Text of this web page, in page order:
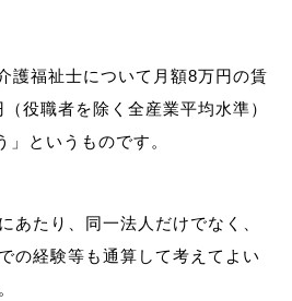
護福祉士について月額8万円の賃
役職者を除く全産業平均水準）
あたり、同一法人だけでなく、
の経験等も通算して考えてよい